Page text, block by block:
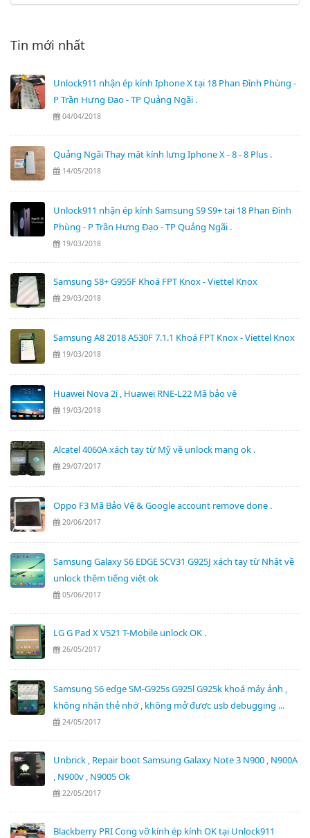
Tin mới nhất
Unlock911 nhận ép kính Iphone X tại 18 Phan Đình Phùng -
P Trần Hưng Đạo - TP Quảng Ngãi .
04/04/2018
Quảng Ngãi Thay mặt kính lưng Iphone X - 8 - 8 Plus .
14/05/2018
Unlock911 nhận ép kính Samsung S9 S9+ tại 18 Phan Đình
Phùng - P Trần Hưng Đạo - TP Quảng Ngãi .
19/03/2018
Samsung S8+ G955F Khoá FPT Knox - Viettel Knox
29/03/2018
Samsung A8 2018 A530F 7.1.1 Khoá FPT Knox - Viettel Knox
19/03/2018
Huawei Nova 2i , Huawei RNE-L22 Mã bảo vệ
19/03/2018
Alcatel 4060A xách tay từ Mỹ về unlock mạng ok .
29/07/2017
Oppo F3 Mã Bảo Vệ & Google account remove done .
20/06/2017
Samsung Galaxy S6 EDGE SCV31 G925J xách tay từ Nhật về
unlock thêm tiếng việt ok
05/06/2017
LG G Pad X V521 T-Mobile unlock OK .
26/05/2017
Samsung S6 edge SM-G925s G925l G925k khoá máy ảnh ,
không nhận thẻ nhớ , không mở được usb debugging ...
24/05/2017
Unbrick , Repair boot Samsung Galaxy Note 3 N900 , N900A
, N900v , N9005 Ok
22/05/2017
Blackberry PRI Cong vỡ kính ép kính OK tại Unlock911